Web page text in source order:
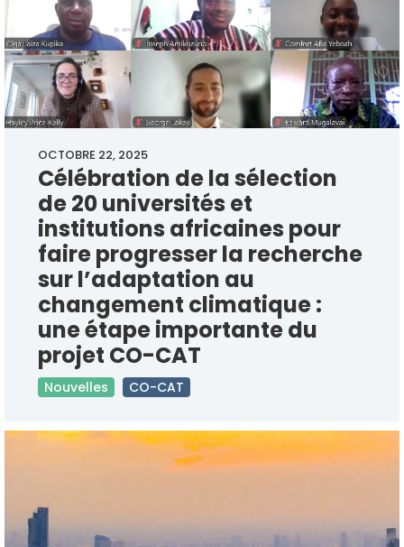
OCTOBRE 22, 2025
Célébration de la sélection
de 20 universités et
institutions africaines pour
faire progresser la recherche
sur l’adaptation au
changement climatique :
une étape importante du
projet CO-CAT
Nouvelles CO-CAT